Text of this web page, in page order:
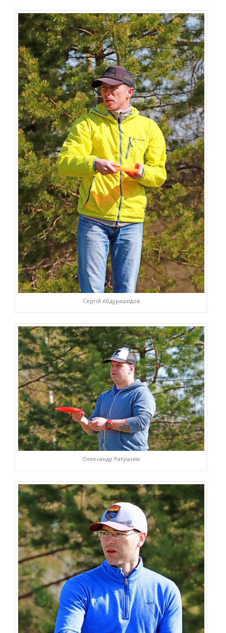
Сергій Абдурашидов
Олександр Ратушняк